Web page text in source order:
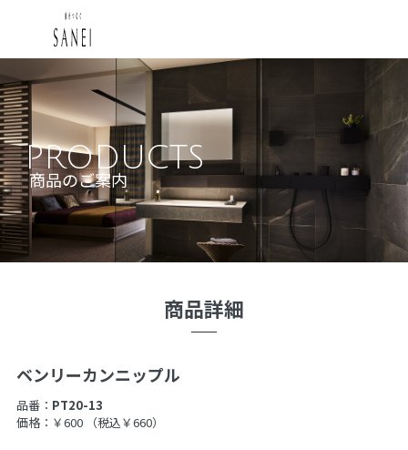
PRODUCTS
商品のご案内
商品詳細
ベンリーカンニップル
品番： PT20-13
価格：￥600
（税込￥660）